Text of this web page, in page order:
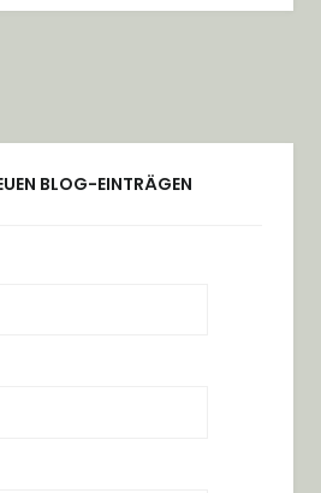
BLOG-EINTRÄGEN